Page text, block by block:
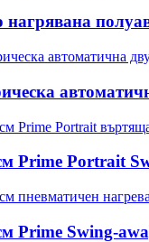
нагрявана
Prime Portrait
Prime Swing-